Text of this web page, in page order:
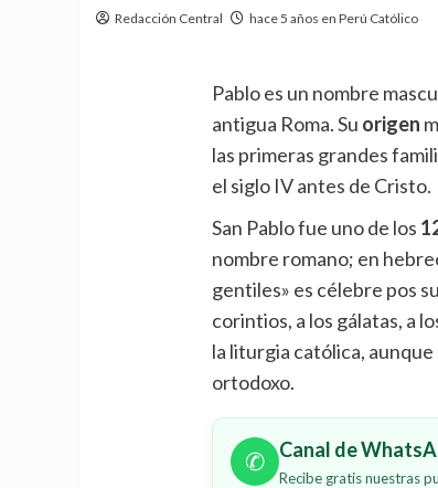
Redacción Central hace 5 años en Perú Católico
Pablo es un nombre
antigua Roma. Su origen
las primeras grandes
el siglo IV antes de Cristo.
San Pablo fue uno de los
nombre romano; en
gentiles» es célebre pos
corintios, a los gálatas, a
la liturgia católica,
ortodoxo.
✆ Canal de
Recibe gratis nuestras